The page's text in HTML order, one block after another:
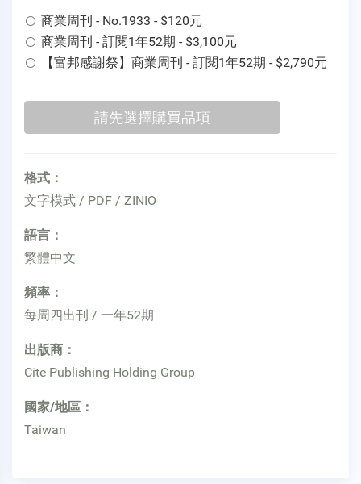
商業周刊 - No.1933 - $120元
商業周刊 - 訂閱1年52期 - $3,100元
【富邦感謝祭】商業周刊 - 訂閱1年52期 - $2,790元
格式：
文字模式 / PDF / ZINIO
語言：
繁體中文
頻率：
每周四出刊 / 一年52期
出版商：
Cite Publishing Holding Group
國家/地區：
Taiwan